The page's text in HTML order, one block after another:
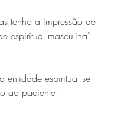
tenho a impressão de
espiritual masculina”
entidade espiritual se
ao paciente.